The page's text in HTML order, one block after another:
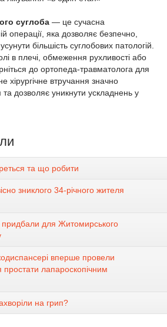
суглоба — це сучасна
операції, яка дозволяє безпечно,
більшість суглобових патологій.
в плечі, обмеження рухливості або
до ортопеда-травматолога для
хірургічне втручання значно
та дозволяє уникнути ускладнень у
та що робити
зниклого 34-річного жителя
для Житомирського
вперше провели
лапароскопічним
на грип?